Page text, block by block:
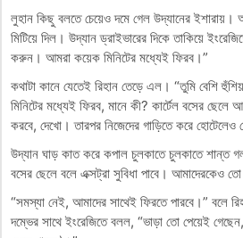
লুহান কিছু বলতে চেয়েও দমে গেল উদ্যানের ইশারায়।
মিটিয়ে দিল। উদ্যান ড্রাইভারের দিকে তাকিয়ে
করুন। আমরা কয়েক মিনিটের মধ্যেই ফিরব।”
কথাটা কানে যেতেই রিহান তেড়ে এল। “তুমি বেশি
মিনিটের মধ্যেই ফিরব, মানে কী? কার্টেল বসের ছেলে
করবে, দেখো। তারপর নিজেদের গাড়িতে করে
উদ্যান ঘাড় কাত করে কপাল চুলকাতে চুলকাতে শান্ত
বসের ছেলে বলে এক্সট্রা সুবিধা পাবে। আমাদেরকেও
“​সমস্যা নেই, আমাদের সাথেই ফিরতে পারবে।” বলে
দম্ভের সাথে ইংরেজিতে বলল, “ভাড়া তো পেয়েই